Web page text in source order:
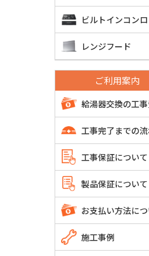
ビルトインコンロ
レンジフード
ご利用案内
給湯器交換の工
工事完了までの
工事保証について
製品保証について
お支払い方法に
施工事例